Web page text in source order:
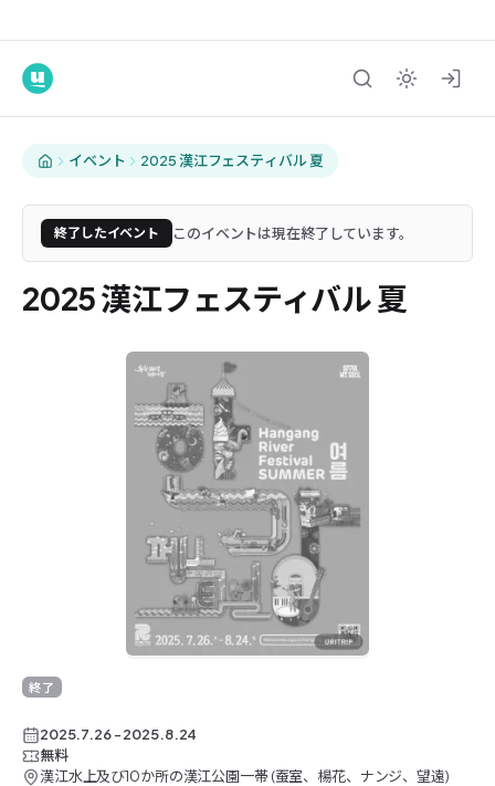
イベント 2025 漢江フェスティバル 夏
終了したイベント このイベントは現在終了しています。
2025 漢江フェスティバル 夏
終了
2025.7.26-2025.8.24
無料
漢江水上及び10か所の漢江公園一帯 (蚕室、楊花、ナンジ、望遠)